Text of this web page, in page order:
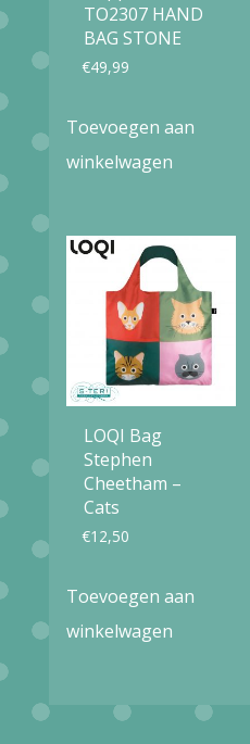
TO2307 HAND
BAG STONE
€49,99
Toevoegen aan
winkelwagen
LOQI Bag
Stephen
Cheetham –
Cats
€12,50
Toevoegen aan
winkelwagen